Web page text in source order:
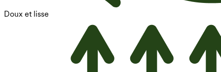
Doux et lisse